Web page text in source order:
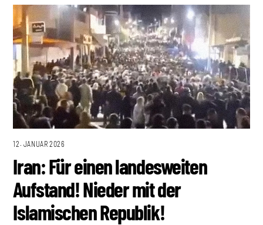
12. JANUAR 2026
Iran: Für einen landesweiten
Aufstand! Nieder mit der
Islamischen Republik!